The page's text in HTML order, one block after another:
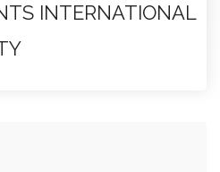
INTERNATIONAL